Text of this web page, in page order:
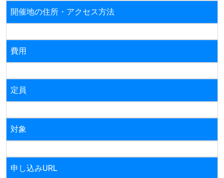
開催地の住所・アクセス方法
費用
定員
対象
申し込みURL